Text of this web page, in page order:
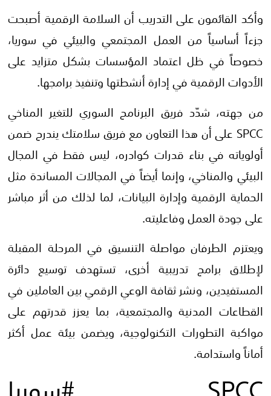
وأكد القائمون على التدريب أن السلامة الرقمية أصبحت
جزءاً أساسياً من العمل المجتمعي والبيئي في سوريا،
خصوصاً في ظل اعتماد المؤسسات بشكل متزايد على
الأدوات الرقمية في إدارة أنشطتها وتنفيذ برامجها.
من جهته، شدّد فريق البرنامج السوري للتغير المناخي
SPCC على أن هذا التعاون مع فريق سلامتك يندرج ضمن
أولوياته في بناء قدرات كوادره، ليس فقط في المجال
البيئي والمناخي، وإنما أيضاً في المجالات المساندة مثل
الحماية الرقمية وإدارة البيانات، لما لذلك من أثر مباشر
على جودة العمل وفاعليته.
ويعتزم الطرفان مواصلة التنسيق في المرحلة المقبلة
لإطلاق برامج تدريبية أخرى، تستهدف توسيع دائرة
المستفيدين، ونشر ثقافة الوعي الرقمي بين العاملين في
القطاعات المدنية والمجتمعية، بما يعزز قدرتهم على
مواكبة التطورات التكنولوجية، ويضمن بيئة عمل أكثر
أماناً واستدامة.